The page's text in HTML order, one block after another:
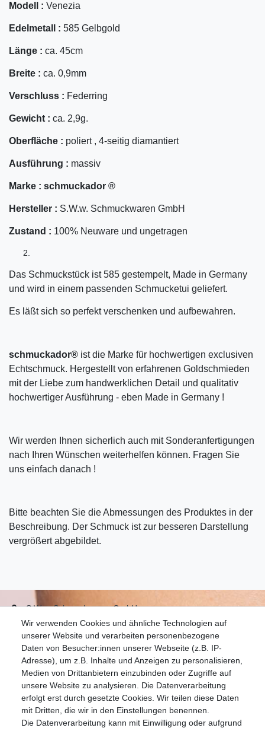
Modell : Venezia
Edelmetall : 585 Gelbgold
Länge : ca. 45cm
Breite : ca. 0,9mm
Verschluss : Federring
Gewicht : ca. 2,9g.
Oberfläche : poliert , 4-seitig diamantiert
Ausführung : massiv
Marke : schmuckador ®
Hersteller : S.W.w. Schmuckwaren GmbH
Zustand : 100% Neuware und ungetragen
Das Schmuckstück ist 585 gestempelt, Made in Germany
und wird in einem passenden Schmucketui geliefert.
Es läßt sich so perfekt verschenken und aufbewahren.
schmuckador® ist die Marke für hochwertigen exclusiven
Echtschmuck. Hergestellt von erfahrenen Goldschmieden
mit der Liebe zum handwerklichen Detail und qualitativ
hochwertiger Ausführung - eben Made in Germany !
Wir werden Ihnen sicherlich auch mit Sonderanfertigungen
nach Ihren Wünschen weiterhelfen können. Fragen Sie
uns einfach danach !
Bitte beachten Sie die Abmessungen des Produktes in der
Beschreibung. Der Schmuck ist zur besseren Darstellung
vergrößert abgebildet.
Wir verwenden Cookies und ähnliche Technologien auf
unserer Website und verarbeiten personenbezogene
Daten von Besucher:innen unserer Webseite (z.B. IP-
Adresse), um z.B. Inhalte und Anzeigen zu personalisieren,
Medien von Drittanbietern einzubinden oder Zugriffe auf
unsere Website zu analysieren. Die Datenverarbeitung
erfolgt erst durch gesetzte Cookies. Wir teilen diese Daten
mit Dritten, die wir in den Einstellungen benennen.
Die Datenverarbeitung kann mit Einwilligung oder aufgrund
S.W.w. Schmuckwaren GmbH
07051-9608828
info@schmuckador.de
Montag bis Freitag 8.30 – 12.00 Uhr und 13.30 bis 17.30 Uhr
Widerrufs­recht Widerrufs­formular Impressum